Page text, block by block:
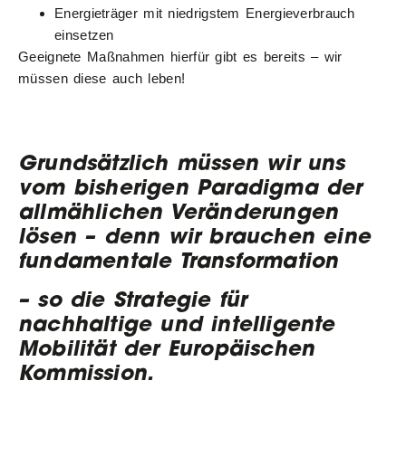
Energieträger mit niedrigstem Energieverbrauch
einsetzen
Geeignete Maßnahmen hierfür gibt es bereits– wir
müssen diese auch leben!
Grundsätzlich müssen wir uns
vom bisherigen Paradigma der
allmählichen Veränderungen
lösen – denn wir brauchen eine
fundamentale Transformation
– so die Strategie für
nachhaltige und intelligente
Mobilität der Europäischen
Kommission.